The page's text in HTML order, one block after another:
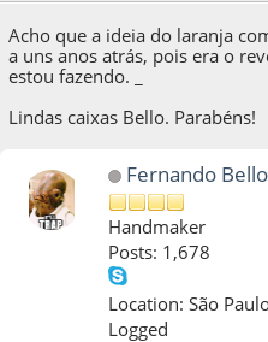
Acho que a ideia do laranja
a uns anos atrás, pois era o
estou fazendo. _
Lindas caixas Bello. Parabéns!
Fernando Bello
Handmaker
Posts: 1,678
Location: São
Logged